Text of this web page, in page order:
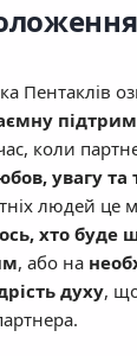
Пентаклів
коли
увагу та
людей це
хто буде
, або на
духу,